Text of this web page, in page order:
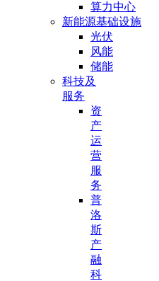
算力中心
新能源基础设施
光伏
风能
储能
科技及
服务
资
产
运
营
服
务
普
洛
斯
产
融
科